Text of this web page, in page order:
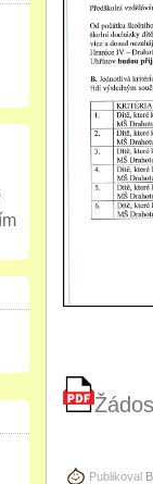
Publikoval